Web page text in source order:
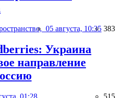
05 августа, 10:35 383
Украина
направление
01:28 515